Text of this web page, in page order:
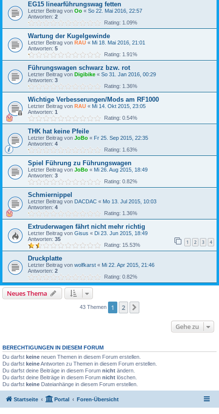
EG15 linearführungswag fetten
Letzter Beitrag von Oo « So 22. Mai 2016, 22:57
Antworten: 2
Rating: 1.09%
Wartung der Kugelgewinde
Letzter Beitrag von RAU « Mi 18. Mai 2016, 21:01
Antworten: 5
Rating: 1.91%
Führungswagen schwarz bzw. rot
Letzter Beitrag von Digibike « So 31. Jan 2016, 00:29
Antworten: 3
Rating: 1.36%
Wichtige Verbesserungen/Mods am RF1000
Letzter Beitrag von RAU « Mi 14. Okt 2015, 23:05
Antworten: 1
Rating: 0.54%
THK hat keine Pfeile
Letzter Beitrag von JoBo « Fr 25. Sep 2015, 22:35
Antworten: 4
Rating: 1.63%
Spiel Führung zu Führungswagen
Letzter Beitrag von JoBo « Mi 26. Aug 2015, 18:49
Antworten: 3
Rating: 0.82%
Schmiernippel
Letzter Beitrag von DACDAC « Mo 13. Jul 2015, 10:03
Antworten: 4
Rating: 1.36%
Extruderwagen fährt nicht mehr richtig
Letzter Beitrag von Gisus « Di 23. Jun 2015, 18:49
Antworten: 35 1 2 3 4
Rating: 15.53%
Druckplatte
Letzter Beitrag von wolfkarst « Mi 22. Apr 2015, 21:46
Antworten: 2
Rating: 0.82%
Neues Thema
43 Themen 1 2
Gehe zu
BERECHTIGUNGEN IN DIESEM FORUM
Du darfst keine neuen Themen in diesem Forum erstellen.
Du darfst keineAntworten zu Themen in diesem Forum erstellen.
Du darfst deine Beiträge in diesem Forum nicht ändern.
Du darfst deine Beiträge in diesem Forum nicht löschen.
Du darfst keine Dateianhänge in diesem Forum erstellen.
Startseite Portal Foren-Übersicht